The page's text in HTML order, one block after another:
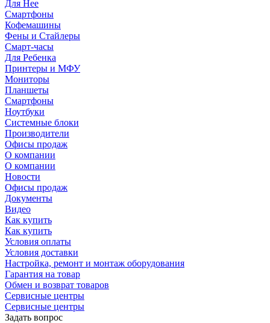
Для Нее
Смартфоны
Кофемашины
Фены и Стайлеры
Смарт-часы
Для Ребенка
Принтеры и МФУ
Мониторы
Планшеты
Смартфоны
Ноутбуки
Системные блоки
Производители
Офисы продаж
О компании
О компании
Новости
Офисы продаж
Документы
Видео
Как купить
Как купить
Условия оплаты
Условия доставки
Настройка, ремонт и монтаж оборудования
Гарантия на товар
Обмен и возврат товаров
Сервисные центры
Сервисные центры
Задать вопрос